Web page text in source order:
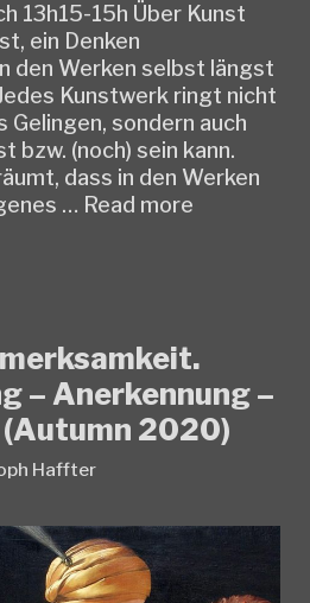
13h15-15h Über Kunst
ein Denken
den Werken selbst längst
Kunstwerk ringt nicht
Gelingen, sondern auch
bzw. (noch) sein kann.
dass in den Werken
… Read more
(Autumn
2020)
– Anerkennung –
2020)
Haffter